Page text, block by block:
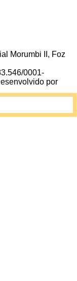
Morumbi II , Foz
0001-
por